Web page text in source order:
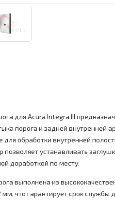
для Acura Integra III
порога и задней внутренней
для обработки внутренней
устанавливать
доработкой по месту.
выполнена из
что гарантирует срок службы